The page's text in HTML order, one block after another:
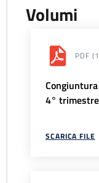
Volumi
PDF
4°
SCARICA FILE